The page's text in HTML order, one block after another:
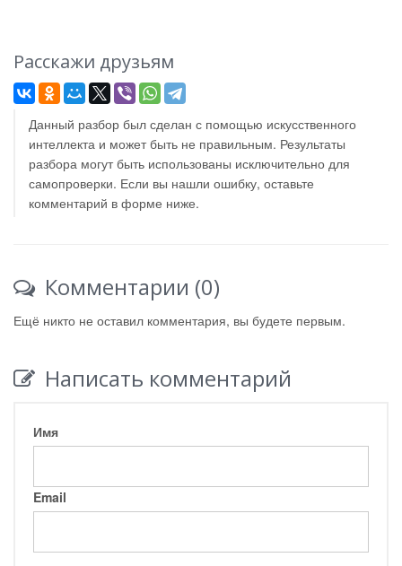
Расскажи друзьям
Данный разбор был сделан с помощью искусственного
интеллекта и может быть не правильным. Результаты
разбора могут быть использованы исключительно для
самопроверки. Если вы нашли ошибку, оставьте
комментарий в форме ниже.
Комментарии (0)
Ещё никто не оставил комментария, вы будете первым.
Написать комментарий
Имя
Email